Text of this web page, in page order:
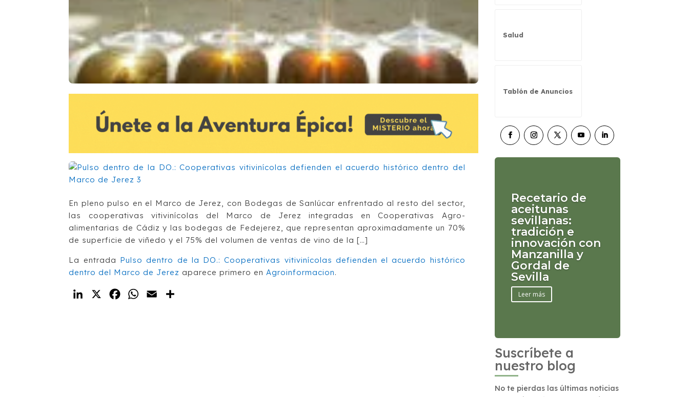
En pleno pulso en el Marco de Jerez, con Bodegas de Sanlúcar enfrentado al resto del sector,
las cooperativas vitivinícolas del Marco de Jerez integradas en Cooperativas Agro-
alimentarias de Cádiz y las bodegas de Fedejerez, que representan aproximadamente un 70%
de superficie de viñedo y el 75% del volumen de ventas de vino de la […]
La entrada Pulso dentro de la DO.: Cooperativas vitivinícolas defienden el acuerdo histórico
dentro del Marco de Jerez aparece primero en Agroinformacion.
LinkedIn
X FacebookWhatsApp
Email
Salud
Tablón de Anuncios
Recetario de
aceitunas
sevillanas:
tradición e
innovación con
Manzanilla y
Gordal de
Sevilla
Leer más
Suscríbete a
nuestro blog
No te pierdas las últimas noticias